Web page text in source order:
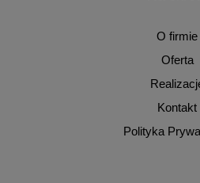
O firmie
Oferta
Kontakt
Polityka